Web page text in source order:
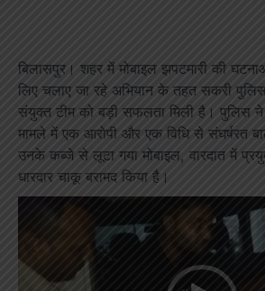
बिलासपुर। शहर में मोबाइल झपटमारी की
लिए चलाए जा रहे अभियान के तहत सकरी
संयुक्त टीम को बड़ी सफलता मिली है। पुलिस ने
मामले में एक आरोपी और एक विधि से संघर्षरत
उनके कब्जे से लूटा गया मोबाइल, वारदात में
धारदार चाकू बरामद किया है।